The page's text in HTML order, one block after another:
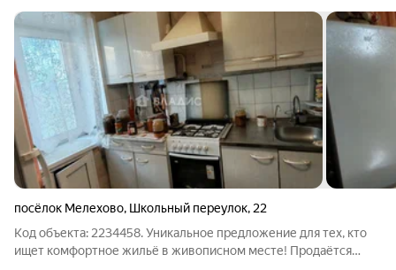
посёлок Мелехово, Школьный переулок, 22
Код объекта: 2234458. Уникальное предложение для тех, кто
ищет комфортное жильё в живописном месте! Продаётся